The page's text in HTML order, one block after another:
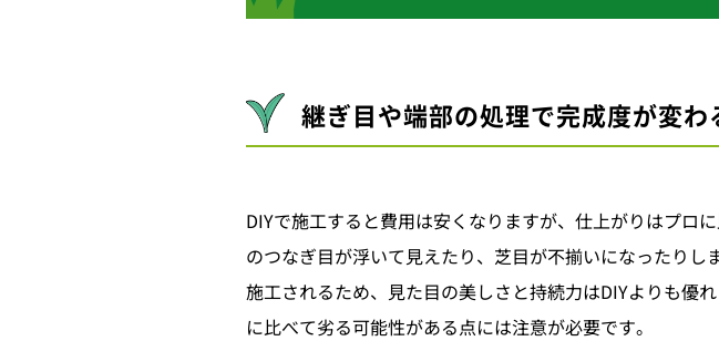
継ぎ目や端部の処理で完成度が変わ
DIYで施工すると費用は安くなりますが、仕上がりはプロ
のつなぎ目が浮いて見えたり、芝目が不揃いになったり
施工されるため、見た目の美しさと持続力はDIYよりも優
に比べて劣る可能性がある点には注意が必要です。